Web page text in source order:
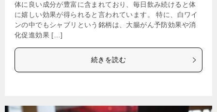
体に良い成分が豊富に含まれており、毎日飲み続けると体
に嬉しい効果が得られると言われています。 特に、白ワイ
ンの中でもシャブリという銘柄は、大腸がん予防効果や消
化促進効果 […]
続きを読む